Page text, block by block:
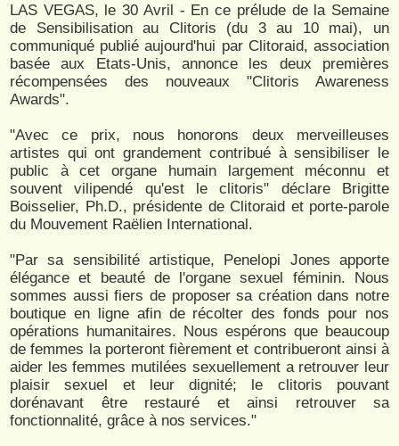
LAS VEGAS, le 30 Avril - En ce prélude de la Semaine
de Sensibilisation au Clitoris (du 3 au 10 mai), un
communiqué publié aujourd'hui par Clitoraid, association
basée aux Etats-Unis, annonce les deux premières
récompensées des nouveaux "Clitoris Awareness
Awards".
"Avec ce prix, nous honorons deux merveilleuses
artistes qui ont grandement contribué à sensibiliser le
public à cet organe humain largement méconnu et
souvent vilipendé qu'est le clitoris" déclare Brigitte
Boisselier, Ph.D., présidente de Clitoraid et porte-parole
du Mouvement Raëlien International.
"Par sa sensibilité artistique, Penelopi Jones apporte
élégance et beauté de l'organe sexuel féminin. Nous
sommes aussi fiers de proposer sa création dans notre
boutique en ligne afin de récolter des fonds pour nos
opérations humanitaires. Nous espérons que beaucoup
de femmes la porteront fièrement et contribueront ainsi à
aider les femmes mutilées sexuellement a retrouver leur
plaisir sexuel et leur dignité; le clitoris pouvant
dorénavant être restauré et ainsi retrouver sa
fonctionnalité, grâce à nos services."